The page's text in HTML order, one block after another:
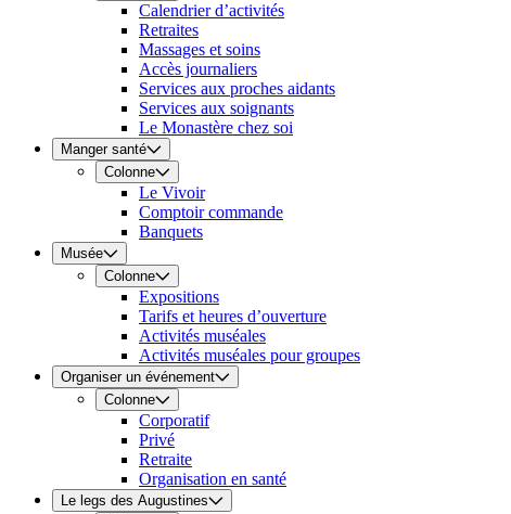
Calendrier d’activités
Retraites
Massages et soins
Accès journaliers
Services aux proches aidants
Services aux soignants
Le Monastère chez soi
Manger santé
Colonne
Le Vivoir
Comptoir commande
Banquets
Musée
Colonne
Expositions
Tarifs et heures d’ouverture
Activités muséales
Activités muséales pour groupes
Organiser un événement
Colonne
Corporatif
Privé
Retraite
Organisation en santé
Le legs des Augustines